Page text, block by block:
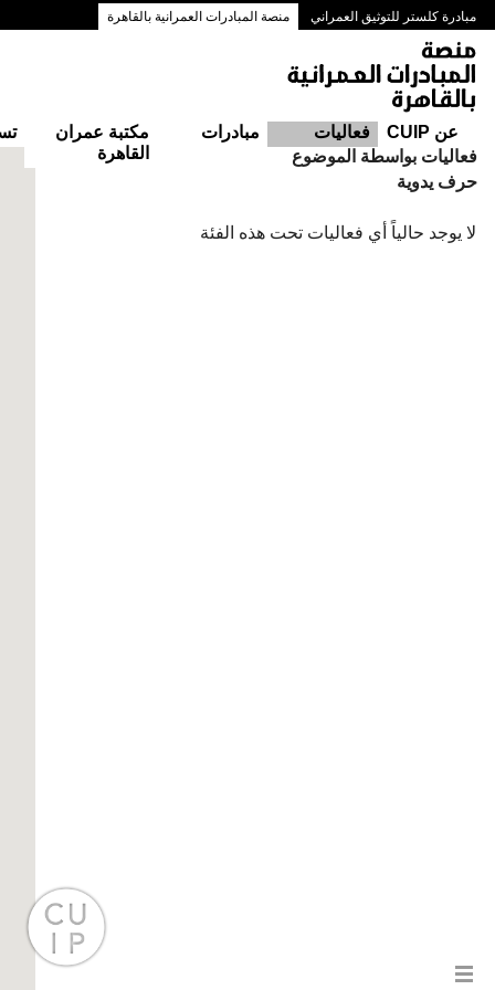
مبادرة كلستر للتوثيق العمراني منصة المبادرات العمرانية بالقاهرة
ممرات وسط البلد بالقاهرة
عن CUIP فعاليات مبادرات
مكتبة عمران
القاهرة
فعاليات بواسطة الموضوع
حرف يدوية
لا يوجد حالياً أي فعاليات تحت هذه الفئة